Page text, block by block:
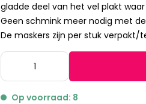
gladde deel van het vel plakt
Geen schmink meer nodig met
De maskers zijn per stuk verpakt/
Op voorraad: 8